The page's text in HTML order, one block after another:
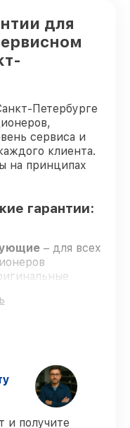
для
Петербурге
сервиса и
клиента.
на принципах
гарантии:
– для всех
и
с
и получите